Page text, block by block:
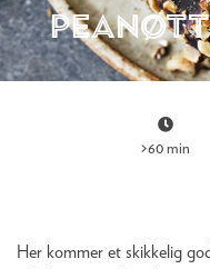
>60 min
Her kommer et skikkelig